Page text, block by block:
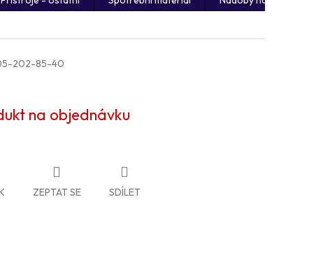
202-85-40
na objednávku
ZEPTAT SE SDÍLET